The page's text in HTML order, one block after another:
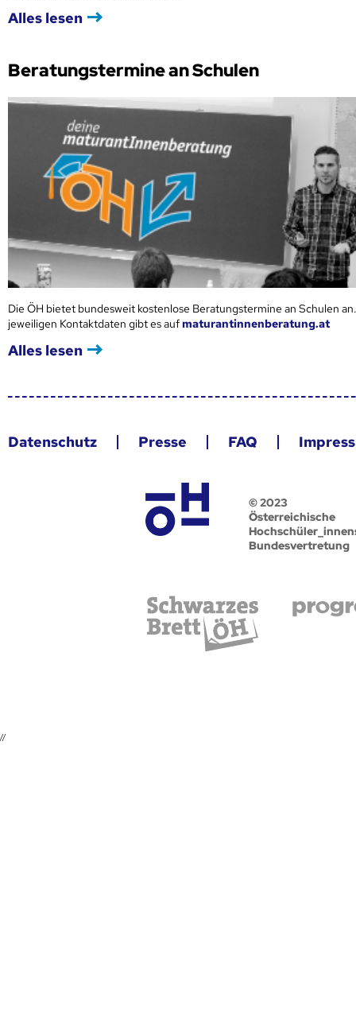
Alles lesen
Beratungstermine an Schulen
Die ÖH bietet bundesweit kostenlose Beratungstermine an Schulen
jeweiligen Kontaktdaten gibt es aufmaturantinnenberatung.at
Alles lesen
Datenschutz Presse FAQ
© 2023
Österreichische
Bundesvertretung
//